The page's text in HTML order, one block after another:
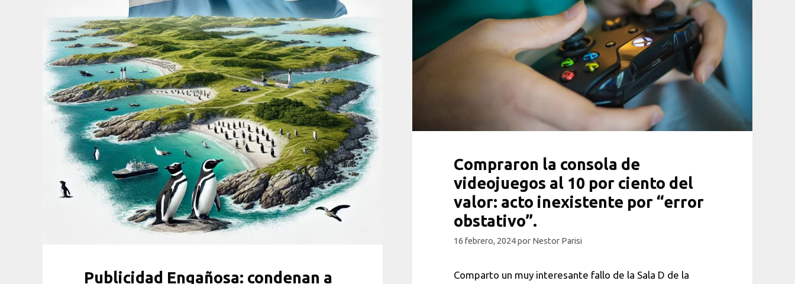
Publicidad Engañosa: condenan a
Compraron la consola de
videojuegos al 10 por ciento del
valor: acto inexistente por “error
obstativo”.
16 febrero, 2024por Nestor Parisi
Comparto un muy interesante fallo de la Sala D de la